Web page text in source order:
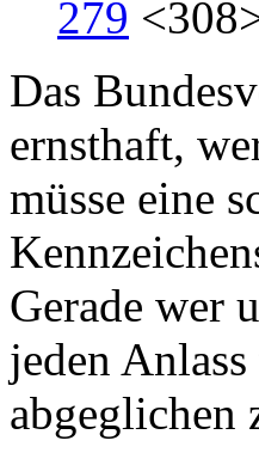
279
Das
ernsthaft,
müsse eine
Gerade wer
jeden
abgeglichen